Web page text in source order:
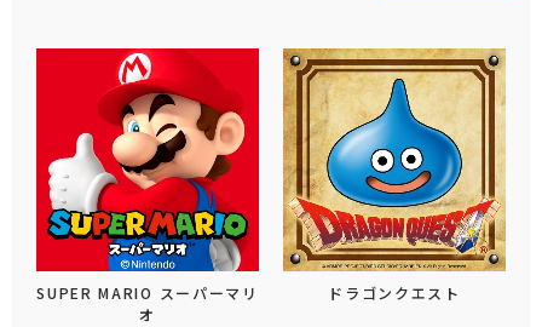
SUPER MARIO スーパーマリ
オ
ドラゴンクエスト